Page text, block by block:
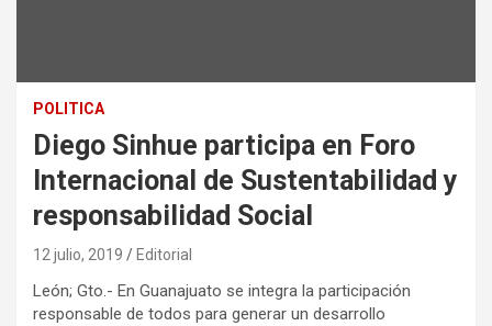
POLITICA
Diego Sinhue participa en Foro
Internacional de Sustentabilidad y
responsabilidad Social
12 julio, 2019 Editorial
León; Gto.- En Guanajuato se integra la participación
responsable de todos para generar un desarrollo